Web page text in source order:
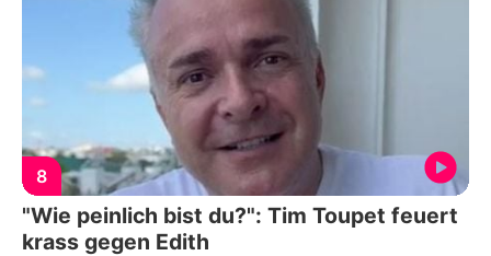
8
"Wie peinlich bist du?": Tim Toupet feuert
krass gegen Edith